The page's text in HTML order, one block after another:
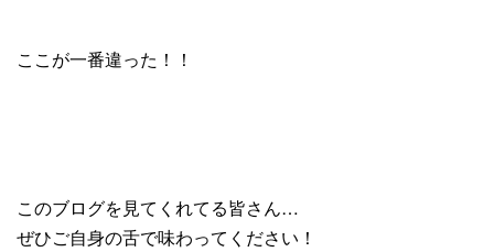
ここが一番違った！！
このブログを見てくれてる皆さん…
ぜひご自身の舌で味わってください！